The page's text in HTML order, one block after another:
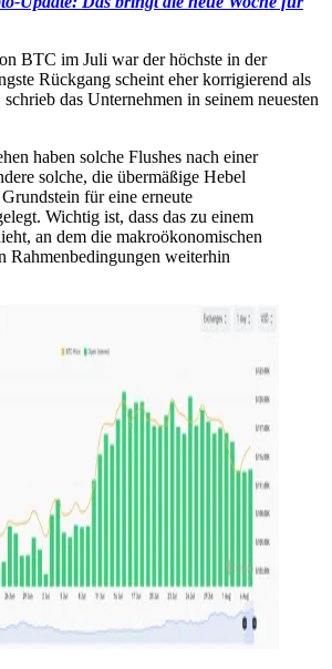
BTC im Juli war der höchste in der
Rückgang scheint eher korrigierend als
das Unternehmen in seinem neuesten
haben solche Flushes nach einer
solche, die übermäßige Hebel
für eine erneute
Wichtig ist, dass das zu einem
an dem die makroökonomischen
Rahmenbedingungen weiterhin